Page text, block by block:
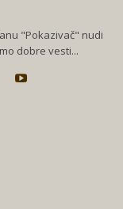
"Pokazivač" nudi
dobre vesti...